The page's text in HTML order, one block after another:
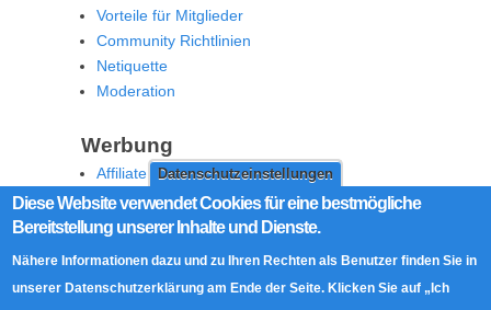
Datenschutzeinstellungen
Diese Website verwendet Cookies für eine bestmögliche
Bereitstellung unserer Inhalte und Dienste.
Nähere Informationen dazu und zu Ihren Rechten als Benutzer finden Sie in
unserer Datenschutzerklärung am Ende der Seite. Klicken Sie auf „Ich
Vorteile für Mitglieder
Community Richtlinien
Netiquette
Moderation
Werbung
Affiliate Offenlegung
Werben Sie auf MoW
Social Media
RSS Feed